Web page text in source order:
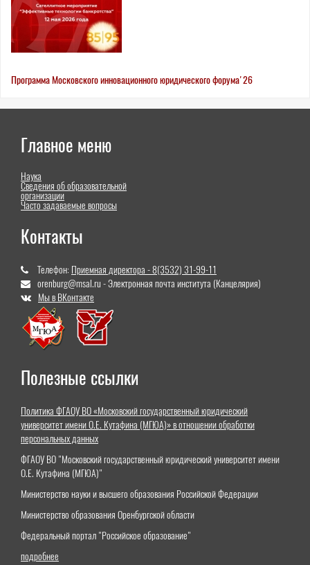
Программа Московского инновационного юридического форума'26
Главное меню
Наука
Сведения об образовательной
организации
Часто задаваемые вопросы
Контакты
Телефон: Приемная директора - 8(3532) 31-99-11
orenburg@msal.ru - Электронная почта института (Канцелярия)
Мы в ВКонтакте
Полезные ссылки
Политика ФГАОУ ВО «Московский государственный юридический
университет имени О.Е. Кутафина (МГЮА)» в отношении обработки
персональных данных
ФГАОУ ВО "Московский государственный юридический университет имени
О.Е. Кутафина (МГЮА)"
Министерство науки и высшего образования Российской Федерации
Министерство образования Оренбургской области
Федеральный портал "Российское образование"
подробнее